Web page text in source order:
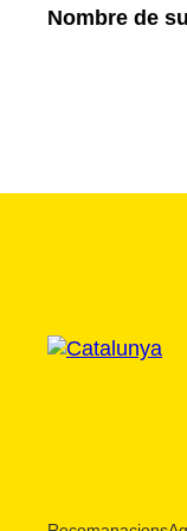
Nombre de